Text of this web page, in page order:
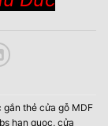
gắn thẻcửa gỗ MDF
han quoc, cửa